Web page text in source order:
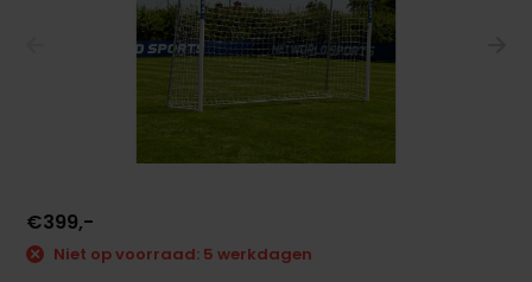
€399,-
Niet op voorraad: 5 werkdagen